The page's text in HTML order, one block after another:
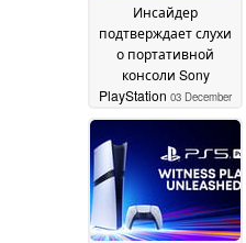
Инсайдер
подтверждает слухи
о портативной
консоли Sony
PlayStation 03 December
2024